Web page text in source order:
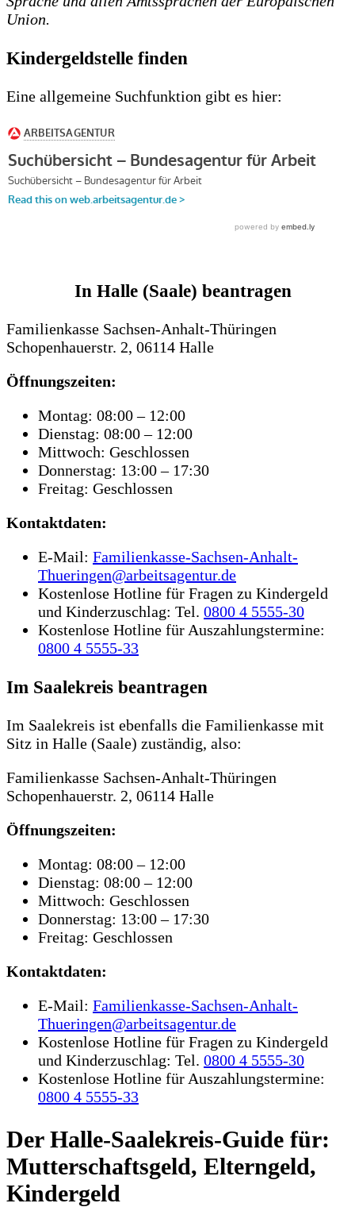
Union.
Kindergeldstelle finden
Eine allgemeine Suchfunktion gibt es hier:
In Halle (Saale) beantragen
Familienkasse Sachsen-Anhalt-Thüringen
Schopenhauerstr. 2, 06114 Halle
Öffnungszeiten:
Montag: 08:00 – 12:00
Dienstag: 08:00 – 12:00
Mittwoch: Geschlossen
Donnerstag: 13:00 – 17:30
Freitag: Geschlossen
Kontaktdaten:
E-Mail: Familienkasse-Sachsen-Anhalt-
Thueringen@arbeitsagentur.de
Kostenlose Hotline für Fragen zu Kindergeld
und Kinderzuschlag: Tel. 0800 4 5555‑30
Kostenlose Hotline für Auszahlungstermine:
0800 4 5555‑33
Im Saalekreis beantragen
Im Saalekreis ist ebenfalls die Familienkasse mit
Sitz in Halle (Saale) zuständig, also:
Familienkasse Sachsen-Anhalt-Thüringen
Schopenhauerstr. 2, 06114 Halle
Öffnungszeiten:
Montag: 08:00 – 12:00
Dienstag: 08:00 – 12:00
Mittwoch: Geschlossen
Donnerstag: 13:00 – 17:30
Freitag: Geschlossen
Kontaktdaten:
E-Mail: Familienkasse-Sachsen-Anhalt-
Thueringen@arbeitsagentur.de
Kostenlose Hotline für Fragen zu Kindergeld
und Kinderzuschlag: Tel. 0800 4 5555‑30
Kostenlose Hotline für Auszahlungstermine:
0800 4 5555‑33
Der Halle-Saalekreis-Guide für:
Mutterschaftsgeld, Elterngeld,
Kindergeld